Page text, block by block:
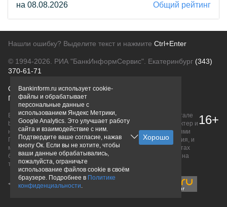
на 08.08.2026 Общий рейтинг
Нашли ошибку? Выделите текст и нажмите Ctrl+Enter
© 1994-2026. РИА "БанкИнформСервис". Екатеринбург (343)
370-61-71
О проектеПолитика конфиденциальности
Правовая информацияДля рекламодателей
Вся информация о продуктах банков, размещенная на портале
bankinform.ru, носит исключительно ознакомительный характер и
не является публичной офертой, определяемой положениями
ГК РФ. Информация не содержит точного и полного описания, и
может быть изменена. Конечные условия уточняйте на сайтах
банков или при личном обращении. Исключительное право на
товарные знаки принадлежит их правообладателям.
16+
Bankinform.ru использует cookie-
файлы и обрабатывает
персональные данные с
использованием Яндекс Метрики,
Google Analytics. Это улучшает работу
сайта и взаимодействие с ним.
Подтвердите ваше согласие, нажав
кнопу Ок. Если вы не хотите, чтобы
ваши данные обрабатывались,
пожалуйста, ограничьте
использование файлов cookie в своём
браузере. Подробнее в Политике
конфиденциальности.